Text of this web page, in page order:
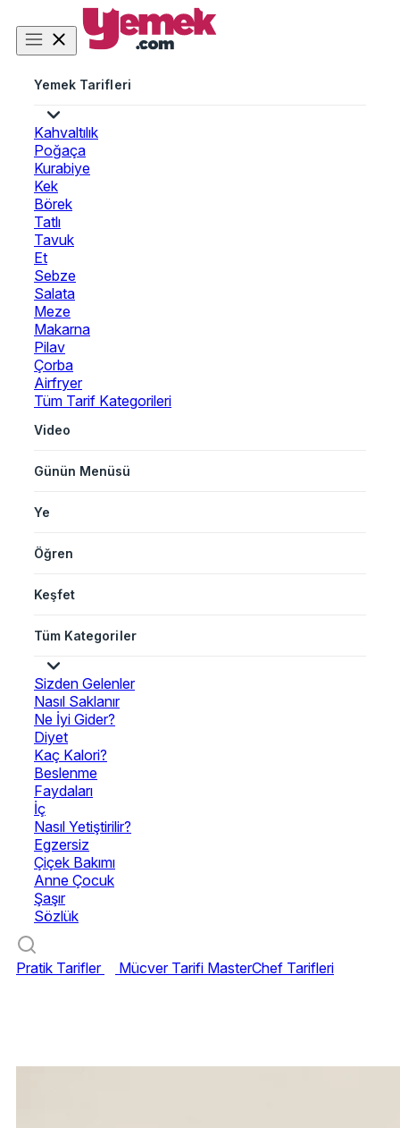
Yemek Tarifleri
Kahvaltılık
Poğaça
Kurabiye
Kek
Börek
Tatlı
Tavuk
Et
Sebze
Salata
Meze
Makarna
Pilav
Çorba
Airfryer
Tüm Tarif Kategorileri
Video
Günün Menüsü
Ye
Öğren
Keşfet
Tüm Kategoriler
Sizden Gelenler
Nasıl Saklanır
Ne İyi Gider?
Diyet
Kaç Kalori?
Beslenme
Faydaları
İç
Nasıl Yetiştirilir?
Egzersiz
Çiçek Bakımı
Anne Çocuk
Şaşır
Sözlük
Pratik Tarifler Mücver Tarifi MasterChef Tarifleri